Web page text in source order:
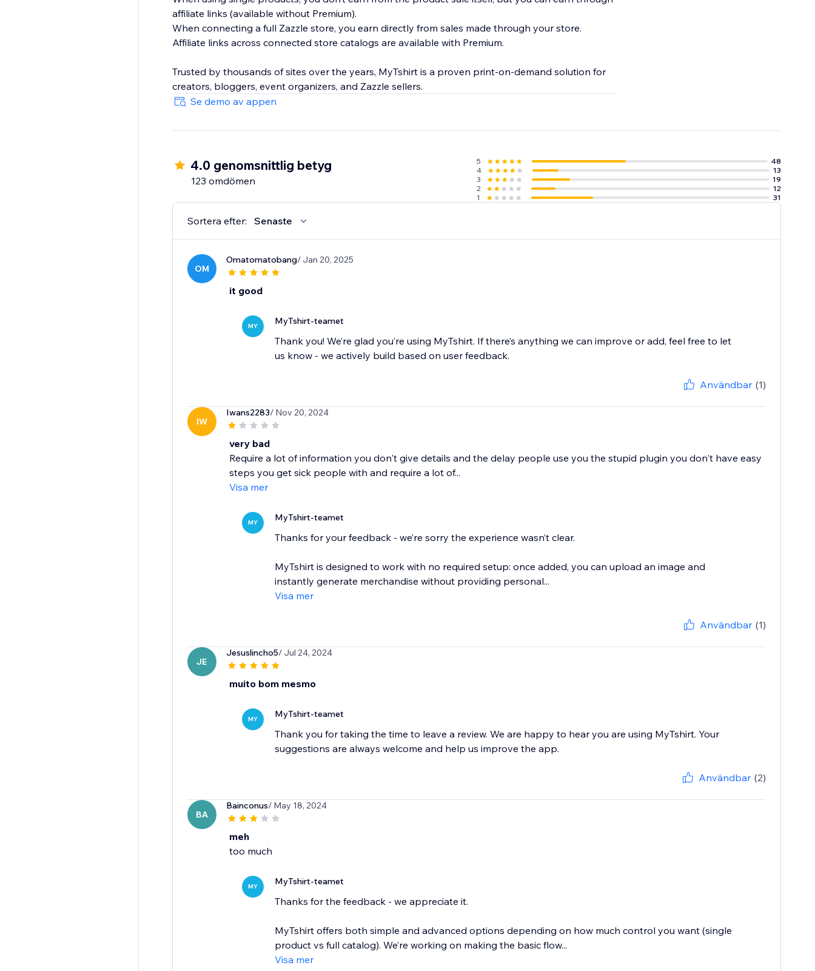
affiliate links (available without Premium).
When connecting a full Zazzle store, you earn directly from sales made through your store.
Affiliate links across connected store catalogs are available with Premium.
Trusted by thousands of sites over the years, MyTshirt is a proven print-on-demand solution for
creators, bloggers, event organizers, and Zazzle sellers.
Se demo av appen
4.0 genomsnittlig betyg
123 omdömen
5
48
4
13
3
19
2
12
1
31
Sortera efter: Senaste
OM
Omatomatobang/ Jan 20, 2025
it good
MY MyTshirt-teamet
Thank you! We’re glad you’re using MyTshirt. If there’s anything we can improve or add, feel free to let
us know - we actively build based on user feedback.
Användbar (1)
IW
Iwans2283/ Nov 20, 2024
very bad
Require a lot of information you don't give details and the delay people use you the stupid plugin you don't have easy
steps you get sick people with and require a lot of...
Visa mer
MY MyTshirt-teamet
Thanks for your feedback - we’re sorry the experience wasn’t clear.
MyTshirt is designed to work with no required setup: once added, you can upload an image and
instantly generate merchandise without providing personal...
Visa mer
Användbar (1)
JE
Jesuslincho5/ Jul 24, 2024
muito bom mesmo
MY MyTshirt-teamet
Thank you for taking the time to leave a review. We are happy to hear you are using MyTshirt. Your
suggestions are always welcome and help us improve the app.
Användbar (2)
BA
Bainconus/ May 18, 2024
meh
too much
MY MyTshirt-teamet
Thanks for the feedback - we appreciate it.
MyTshirt offers both simple and advanced options depending on how much control you want (single
product vs full catalog). We’re working on making the basic flow...
Visa mer